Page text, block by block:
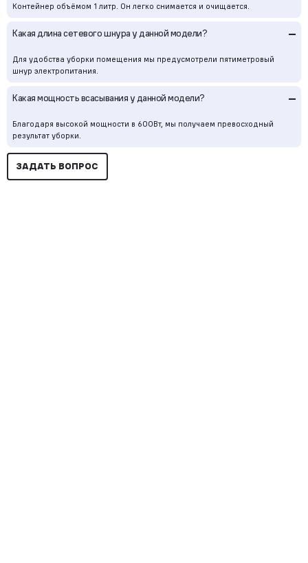
Контейнер объёмом 1 литр. Он легко снимается и очищается.
Какая длина сетевого шнура у данной модели? –
Для удобства уборки помещения мы предусмотрели пятиметровый
шнур электропитания.
Какая мощность всасывания у данной модели? –
Благодаря высокой мощности в 600Вт, мы получаем превосходный
результат уборки.
ЗАДАТЬ ВОПРОС